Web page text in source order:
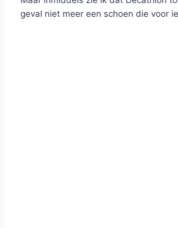
geval niet meer een schoen die voor